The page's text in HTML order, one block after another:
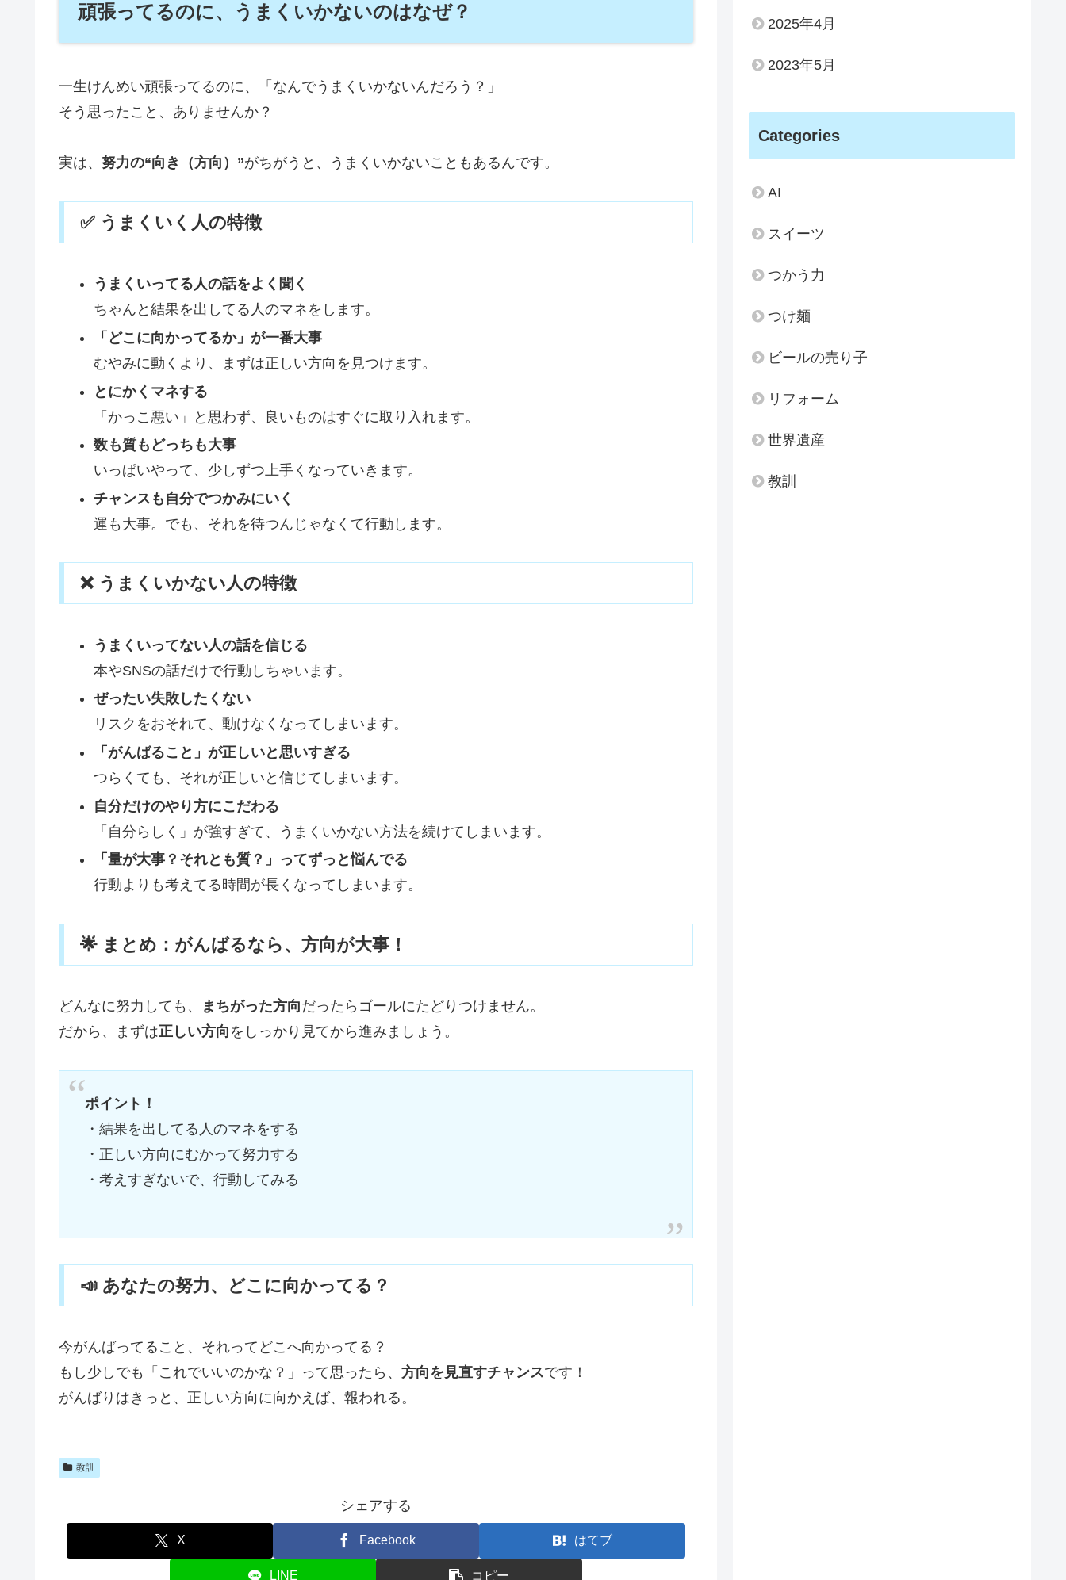
頑張ってるのに、うまくいかないのはなぜ？
一生けんめい頑張ってるのに、「なんでうまくいかないんだろう？」
そう思ったこと、ありませんか？
実は、努力の“向き（方向）”がちがうと、うまくいかないこともあるんです。
✅ うまくいく人の特徴
うまくいってる人の話をよく聞く
ちゃんと結果を出してる人のマネをします。
「どこに向かってるか」が一番大事
むやみに動くより、まずは正しい方向を見つけます。
とにかくマネする
「かっこ悪い」と思わず、良いものはすぐに取り入れます。
数も質もどっちも大事
いっぱいやって、少しずつ上手くなっていきます。
チャンスも自分でつかみにいく
運も大事。でも、それを待つんじゃなくて行動します。
❌ うまくいかない人の特徴
うまくいってない人の話を信じる
本やSNSの話だけで行動しちゃいます。
ぜったい失敗したくない
リスクをおそれて、動けなくなってしまいます。
「がんばること」が正しいと思いすぎる
つらくても、それが正しいと信じてしまいます。
自分だけのやり方にこだわる
「自分らしく」が強すぎて、うまくいかない方法を続けてしまいます。
「量が大事？それとも質？」ってずっと悩んでる
行動よりも考えてる時間が長くなってしまいます。
🌟 まとめ：がんばるなら、方向が大事！
どんなに努力しても、 まちがった方向だったらゴールにたどりつけません。
だから、まずは正しい方向 をしっかり見てから進みましょう。
ポイント！
・結果を出してる人のマネをする
・正しい方向にむかって努力する
・考えすぎないで、行動してみる
📣 あなたの努力、どこに向かってる？
今がんばってること、それってどこへ向かってる？
もし少しでも「これでいいのかな？」って思ったら、 方向を見直すチャンスです！
がんばりはきっと、正しい方向に向かえば、報われる。
教訓
シェアする
X Facebook はてブ
LINE コピー
2025年4月
2023年5月
Categories
AI
スイーツ
つかう力
つけ麺
ビールの売り子
リフォーム
世界遺産
教訓